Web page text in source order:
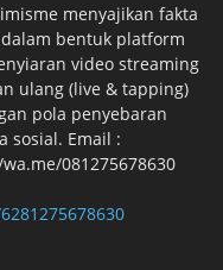
menyajikan fakta
bentuk platform
video streaming
ulang (live & tapping)
pola penyebaran
sosial. Email :
081275678630